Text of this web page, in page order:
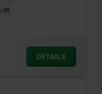
DÉTAILS